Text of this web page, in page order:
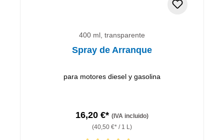
400 ml, transparente
Spray de Arranque
para motores diesel y gasolina
16,20 €* (IVA incluido)
(40,50 €* / 1 L)